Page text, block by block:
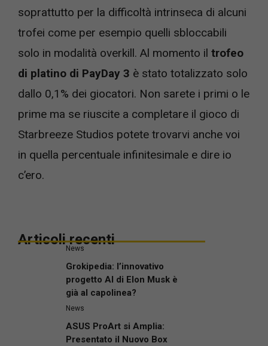
soprattutto per la difficoltà intrinseca di alcuni
trofei come per esempio quelli sbloccabili
solo in modalità overkill. Al momento il trofeo
di platino di PayDay 3 è stato totalizzato solo
dallo 0,1% dei giocatori. Non sarete i primi o le
prime ma se riuscite a completare il gioco di
Starbreeze Studios potete trovarvi anche voi
in quella percentuale infinitesimale e dire io
c’ero.
Articoli recenti
News
Grokipedia: l’innovativo
progetto AI di Elon Musk è
già al capolinea?
News
ASUS ProArt si Amplia:
Presentato il Nuovo Box